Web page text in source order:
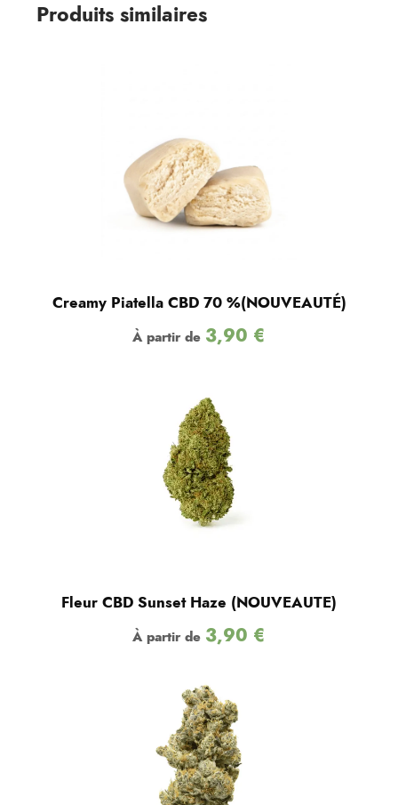
Produits similaires
Creamy Piatella CBD 70 %(NOUVEAUTÉ)
À partir de 3,90 €
Fleur CBD Sunset Haze (NOUVEAUTE)
À partir de 3,90 €